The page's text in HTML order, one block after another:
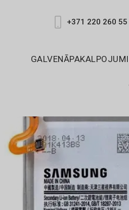
+371 220 260 55
GALVENĀPAKALPOJUMI